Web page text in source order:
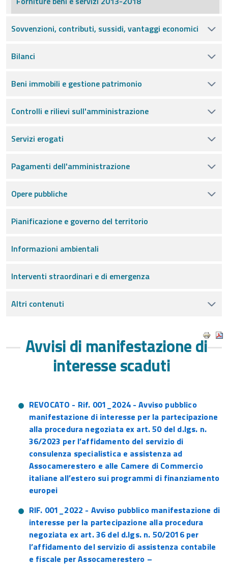
Sovvenzioni, contributi, sussidi, vantaggi economici
Bilanci
Beni immobili e gestione patrimonio
Controlli e rilievi sull'amministrazione
Servizi erogati
Pagamenti dell'amministrazione
Opere pubbliche
Pianificazione e governo del territorio
Informazioni ambientali
Interventi straordinari e di emergenza
Altri contenuti
Avvisi di manifestazione di
interesse scaduti
REVOCATO - Rif. 001_2024 - Avviso pubblico
manifestazione di interesse per la partecipazione
alla procedura negoziata ex art. 50 del d.lgs. n.
36/2023 per l’affidamento del servizio di
consulenza specialistica e assistenza ad
Assocamerestero e alle Camere di Commercio
italiane all’estero sui programmi di finanziamento
europei
RIF. 001_2022 - Avviso pubblico manifestazione di
interesse per la partecipazione alla procedura
negoziata ex art. 36 del d.lgs. n. 50/2016 per
l’affidamento del servizio di assistenza contabile
e fiscale per Assocamerestero –